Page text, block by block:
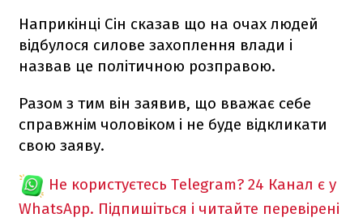
Наприкінці Сін сказав що на очах людей
відбулося силове захоплення влади і
назвав це політичною розправою.
Разом з тим він заявив, що вважає себе
справжнім чоловіком і не буде відкликати
свою заяву.
Не користуєтесь Telegram? 24 Канал є у
WhatsApp. Підпишіться і читайте перевірені